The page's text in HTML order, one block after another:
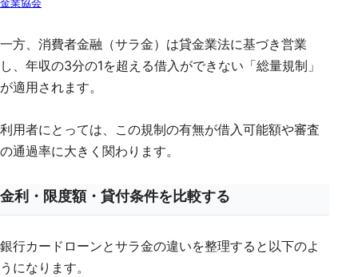
金業協会
一方、消費者金融（サラ金）は貸金業法に基づき営業
し、年収の3分の1を超える借入ができない「総量規制」
が適用されます。
利用者にとっては、この規制の有無が借入可能額や審査
の通過率に大きく関わります。
金利・限度額・貸付条件を比較する
銀行カードローンとサラ金の違いを整理すると以下のよ
うになります。